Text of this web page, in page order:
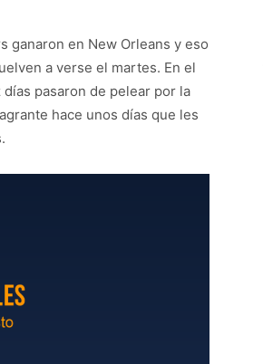
ganaron en New Orleans y eso
a verse el martes. En el
pasaron de pelear por la
hace unos días que les